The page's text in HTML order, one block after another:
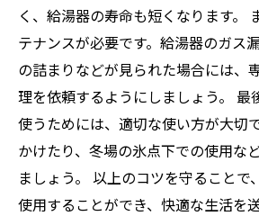
く、給湯器の寿命も短くなります。
テナンスが必要です。給湯器のガス
の詰まりなどが見られた場合には、
理を依頼するようにしましょう。 最
使うためには、適切な使い方が大切
かけたり、冬場の氷点下での使用な
ましょう。 以上のコツを守ることで
使用することができ、快適な生活を